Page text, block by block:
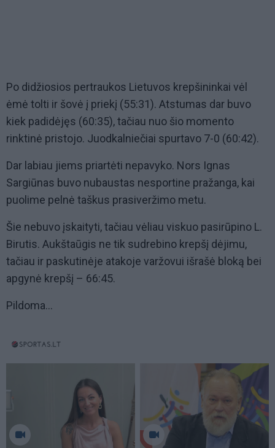
Po didžiosios pertraukos Lietuvos krepšininkai vėl
ėmė tolti ir šovė į priekį (55:31). Atstumas dar buvo
kiek padidėjęs (60:35), tačiau nuo šio momento
rinktinė pristojo. Juodkalniečiai spurtavo 7-0 (60:42).
Dar labiau jiems priartėti nepavyko. Nors Ignas
Sargiūnas buvo nubaustas nesportine pražanga, kai
puolime pelnė taškus prasiveržimo metu.
Šie nebuvo įskaityti, tačiau vėliau viskuo pasirūpino L.
Birutis. Aukštaūgis ne tik sudrebino krepšį dėjimu,
tačiau ir paskutinėje atakoje varžovui išrašė bloką bei
apgynė krepšį – 66:45.
Pildoma...